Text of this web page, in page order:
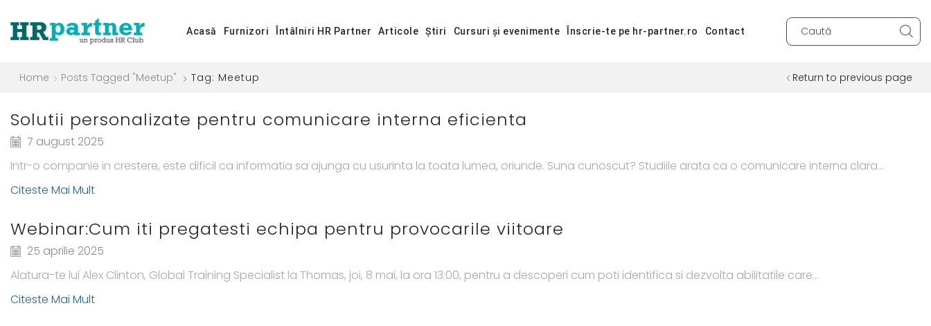
Acasă Furnizori Întâlniri HR Partner Articole Știri Cursuri și evenimente Înscrie-te pe hr-partner.ro Contact
Return to previous page
Home Posts Tagged "meetup" Tag: Meetup
Solutii personalizate pentru comunicare interna eficienta
7 august 2025
Intr-o companie in crestere, este dificil ca informatia sa ajunga cu usurinta la toata lumea, oriunde. Suna cunoscut? Studiile arata ca o comunicare interna clara...
Citeste Mai Mult
Webinar:Cum iti pregatesti echipa pentru provocarile viitoare
25 aprilie 2025
Alatura-te lui Alex Clinton, Global Training Specialist la Thomas, joi, 8 mai, la ora 13:00, pentru a descoperi cum poti identifica si dezvolta abilitatile care...
Citeste Mai Mult